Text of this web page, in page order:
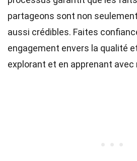
partageons sont non
aussi crédibles. Faites
engagement envers la qualité
explorant et en apprenant avec